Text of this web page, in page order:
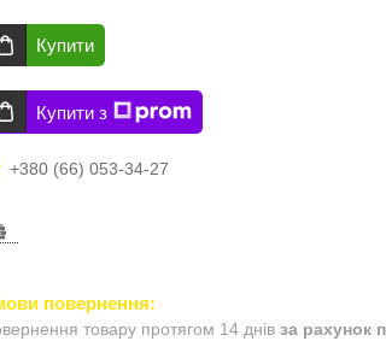
Купити
Купити з
+380 (66) 053-34-27
товару протягом 14 днів за рахунок